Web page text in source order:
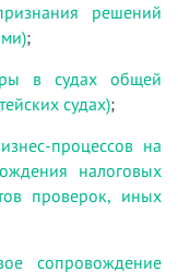
решений
;
в судах общей
судах);
процессов на
налоговых
проверок, иных
сопровождение